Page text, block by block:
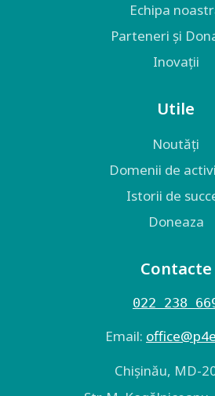
Echipa
Parteneri și
Inovații
Utile
Noutăți
Domenii de
Istorii de
Doneaza
Contacte
022 238
Email:
Chişinău, MD-